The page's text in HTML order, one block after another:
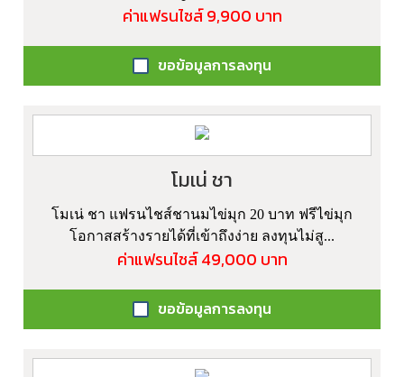
ค่าแฟรนไชส์ 9,900 บาท
ขอข้อมูลการลงทุน
โมเน่ ชา
โมเน่ ชา แฟรนไชส์ชานมไข่มุก 20 บาท ฟรีไข่มุก
โอกาสสร้างรายได้ที่เข้าถึงง่าย ลงทุนไม่สู...
ค่าแฟรนไชส์ 49,000 บาท
ขอข้อมูลการลงทุน